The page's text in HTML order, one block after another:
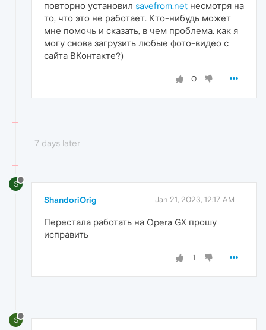
повторно установил savefrom.net несмотря на
то, что это не работает. Кто-нибудь может
мне помочь и сказать, в чем проблема. как я
могу снова загрузить любые фото-видео с
сайта ВКонтакте?)
0
7 days later
S
ShandoriOrig Jan 21, 2023, 12:17 AM
Перестала работать на Opera GX прошу
исправить
1
S